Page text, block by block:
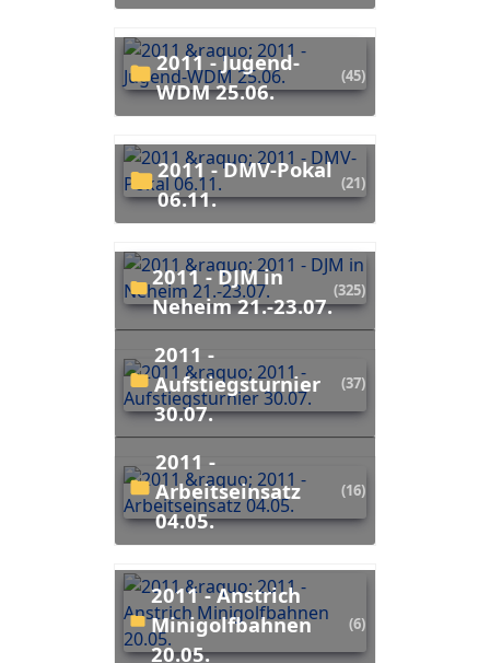
2011 - Jugend-
WDM 25.06.
(45)
2011 - DMV-Pokal
06.11.
(21)
2011 - DJM in
Neheim 21.-23.07.
(325)
2011 -
Aufstiegsturnier
30.07.
(37)
2011 -
Arbeitseinsatz
04.05.
(16)
2011 - Anstrich
Minigolfbahnen
20.05.
(6)